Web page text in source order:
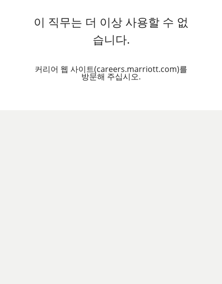
이 직무는 더 이상 사용할 수 없
습니다.
커리어 웹 사이트(careers.marriott.com)를
방문해 주십시오.